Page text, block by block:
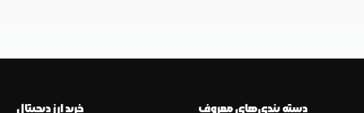
خرید ارز دیجیتال دسته بندی‌های معروف